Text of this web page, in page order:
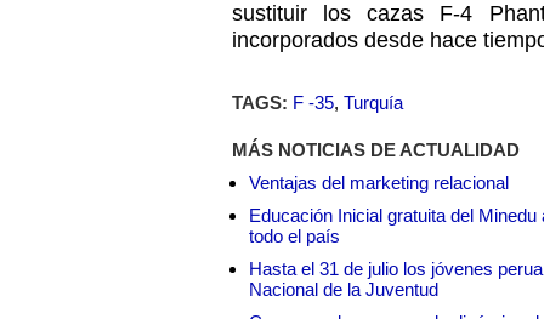
sustituir los cazas F-4
incorporados desde hace
TAGS: F -35, Turquía
MÁS NOTICIAS DE ACTUALIDAD
Ventajas del marketing relacional
Educación Inicial gratuita del
todo el país
Hasta el 31 de julio los jóvenes
Nacional de la Juventud